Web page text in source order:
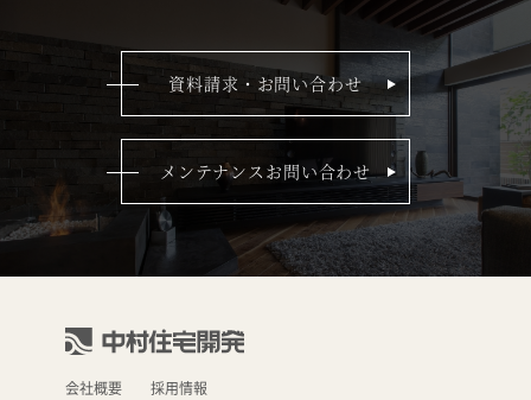
資料請求・お問い合わせ
メンテナンスお問い合わせ
会社概要 採用情報